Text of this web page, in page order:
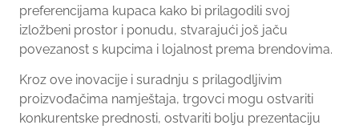
preferencijama kupaca kako bi prilagodili svoj
izložbeni prostor i ponudu, stvarajući još jaču
povezanost s kupcima i lojalnost prema brendovima.
Kroz ove inovacije i suradnju s prilagodljivim
proizvođačima namještaja, trgovci mogu ostvariti
konkurentske prednosti, ostvariti bolju prezentaciju